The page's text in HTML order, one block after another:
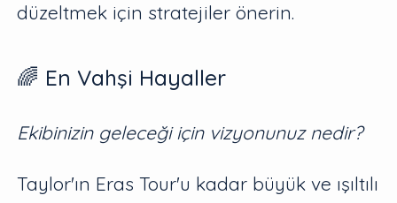
düzeltmek için stratejiler önerin.
🌈 En Vahşi Hayaller
Ekibinizin geleceği için vizyonunuz nedir?
Taylor'ın Eras Tour'u kadar büyük ve ışıltılı